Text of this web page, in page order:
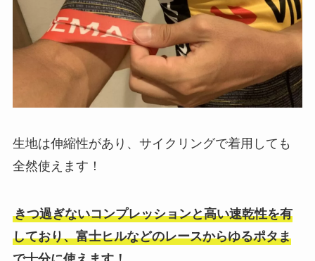
生地は伸縮性があり、サイクリングで着用しても
全然使えます！
きつ過ぎないコンプレッションと高い速乾性を有
しており、富士ヒルなどのレースからゆるポタま